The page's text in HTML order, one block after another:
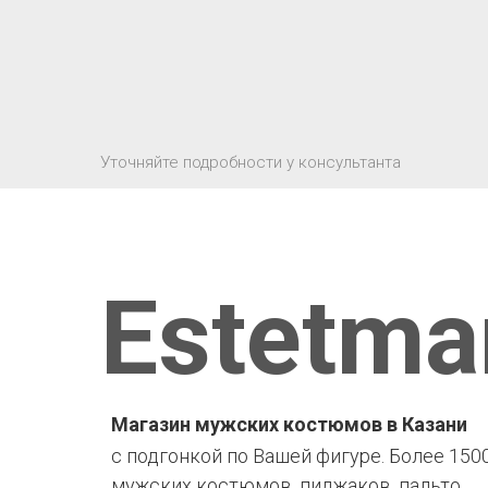
Уточняйте подробности у консультанта
с подгонкой по Вашей фигуре. Более
Магазин мужских костюмов в Казани